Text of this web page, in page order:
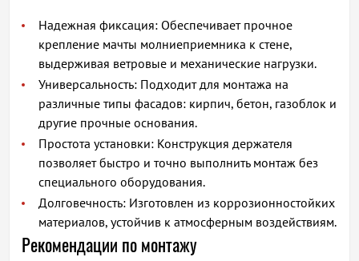
Надежная фиксация: Обеспечивает прочное
крепление мачты молниеприемника к стене,
выдерживая ветровые и механические нагрузки.
Универсальность: Подходит для монтажа на
различные типы фасадов: кирпич, бетон, газоблок и
другие прочные основания.
Простота установки: Конструкция держателя
позволяет быстро и точно выполнить монтаж без
специального оборудования.
Долговечность: Изготовлен из коррозионностойких
материалов, устойчив к атмосферным воздействиям.
Рекомендации по монтажу